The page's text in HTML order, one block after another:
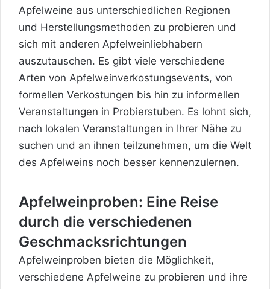
Apfelweine aus unterschiedlichen Regionen
und Herstellungsmethoden zu probieren und
sich mit anderen Apfelweinliebhabern
auszutauschen. Es gibt viele verschiedene
Arten von Apfelweinverkostungsevents, von
formellen Verkostungen bis hin zu informellen
Veranstaltungen in Probierstuben. Es lohnt sich,
nach lokalen Veranstaltungen in Ihrer Nähe zu
suchen und an ihnen teilzunehmen, um die Welt
des Apfelweins noch besser kennenzulernen.
Apfelweinproben: Eine Reise
durch die verschiedenen
Geschmacksrichtungen
Apfelweinproben bieten die Möglichkeit,
verschiedene Apfelweine zu probieren und ihre